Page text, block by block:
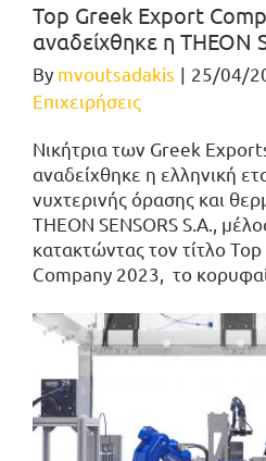
Top Greek Export
αναδείχθηκε η ΤΗΕΟΝ
By mvoutsadakis | 25/04/
Επιχειρήσεις
Nικήτρια των Greek
αναδείχθηκε η ελληνική
νυχτερινής όρασης και
THEON SENSORS S.A.,
κατακτώντας τον τίτλο
Company 2023, το